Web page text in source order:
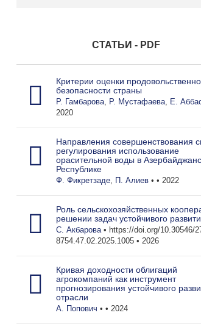
Мониторинг и оценка
продовольственной и
основе методологии MAFAP
учета в аграрном секторе в
повышении эффективности
СТАТЬИ - PDF
Критерии оценки
безопасности страны
Р. Гамбарова, Р. Мустафаева, Е.
2020
Направления совершенствования
регулирования использование
орасительной воды в
Республике
Ф. Фикретзаде, П. Алиев• • 2022
Роль сельскохозяйственных
решении задач устойчивого
С. Акбарова• https://doi.org/10.30546/
8754.47.02.2025.1005 • 2026
Кривая доходности облигаций
агрокомпаний как инструмент
прогнозирования устойчивого
отрасли
А. Попович • • 2024